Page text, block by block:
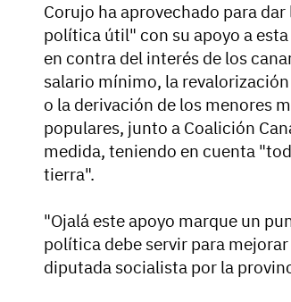
Corujo ha aprovechado para
política útil" con su apoyo a
en contra del interés de los
salario mínimo, la
o la derivación de los menores
populares, junto a Coalición
medida, teniendo en cuenta
tierra".
"Ojalá este apoyo marque un
política debe servir para
diputada socialista por la